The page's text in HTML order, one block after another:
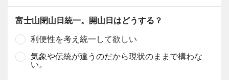
富士山閉山日統一。開山日はどうする？
利便性を考え統一して欲しい
気象や伝統が違うのだから現状のままで構わな
い。